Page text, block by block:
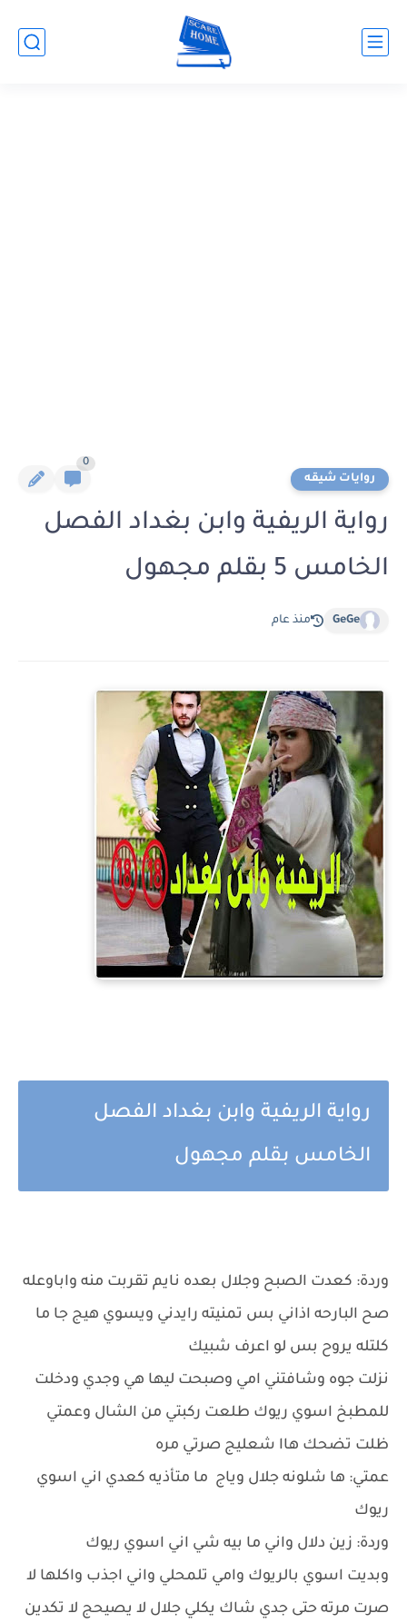
روايات شيقه
0
رواية الريفية وابن بغداد الفصل
الخامس 5 بقلم مجهول
GeGe منذ عام
رواية الريفية وابن بغداد الفصل
الخامس بقلم مجهول
وردة: كعدت الصبح وجلال بعده نايم تقربت منه واباوعله
صح البارحه اذاني بس تمنيته رايدني ويسوي هيج جا ما
كلتله يروح بس لو اعرف شبيك
نزلت جوه وشافتني امي وصبحت ليها هي وجدي ودخلت
للمطبخ اسوي ريوك طلعت ركبتي من الشال وعمتي
ظلت تضحك هاا شعليج صرتي مره
عمتي: ها شلونه جلال وياج ما متأذيه كعدي اني اسوي
ريوك
وردة: زين دلال واني ما بيه شي اني اسوي ريوك
وبديت اسوي بالريوك وامي تلمحلي واني اجذب واكلها لا
صرت مرته حتى جدي شاك يكلي جلال لا يصيحج لا تكدين